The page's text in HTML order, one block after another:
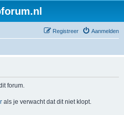
Aanmelden
Registreer
forum.
als je verwacht dat dit niet klopt.